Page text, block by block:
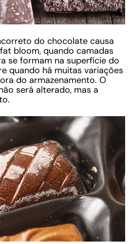
do chocolate causa
bloom, quando camadas
se formam na superfície do
quando há muitas variações
do armazenamento. O
será alterado, mas a